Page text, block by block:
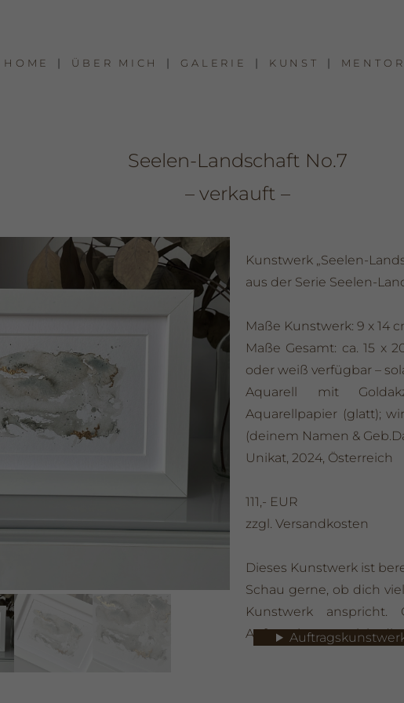
HOME ÜBER MICH GALERIE KUNST
Seelen-Landschaft No.7
– verkauft –
Kunstwerk „Seelen-
aus der Serie Seelen-
Maße Kunstwerk: 9 x 14
Maße Gesamt: ca. 15 x
oder weiß verfügbar –
Aquarell mit
Aquarellpapier (glatt);
(deinem Namen &
Unikat, 2024, Österreich
111,- EUR
zzgl. Versandkosten
Dieses Kunstwerk ist
Schau gerne, ob dich
Kunstwerk
Auftragskunstwerk in